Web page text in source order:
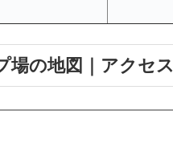
場の地図｜アクセス